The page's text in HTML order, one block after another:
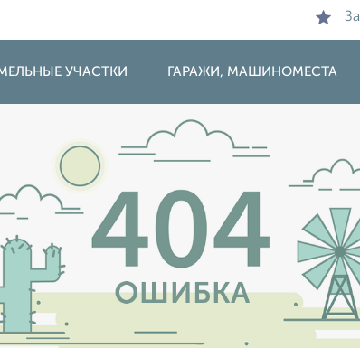
УЧАСТКИ ГАРАЖИ, МАШИНОМЕСТА